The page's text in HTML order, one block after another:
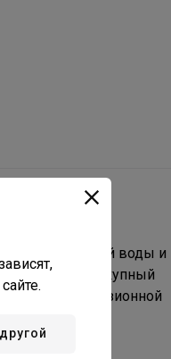
технической воды и
удлиняя совокупный
наряду с коррозионной